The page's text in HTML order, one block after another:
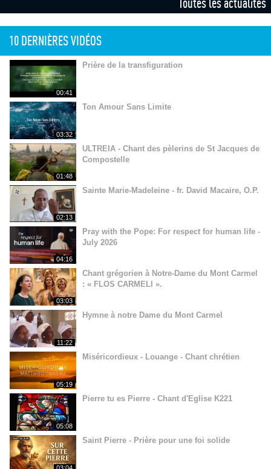
10 DERNIÈRES VIDÉOS
00:41
Prière de la transfiguration
03:32
Ton Amour Sans Limite
01:48
ULTREIA - Chant des pèlerins de St Jacques de
Compostelle
02:13
Sainte Marie-Madeleine - fr. David Macaire, O.P.
04:16
Pray with the Pope: For respect for human life -
July 2026
03:03
Chant grégorien à Notre-Dame du Mont Carmel
: « FLOS CARMELI ».
11:22
Hymne à notre Dame du Mont Carmel
05:19
Miséricordieux - Louange - Chant chrétien
05:08
Pierre tu es Pierre - Chant d'Eglise K221
Saint Pierre - Prière pour une foi solide